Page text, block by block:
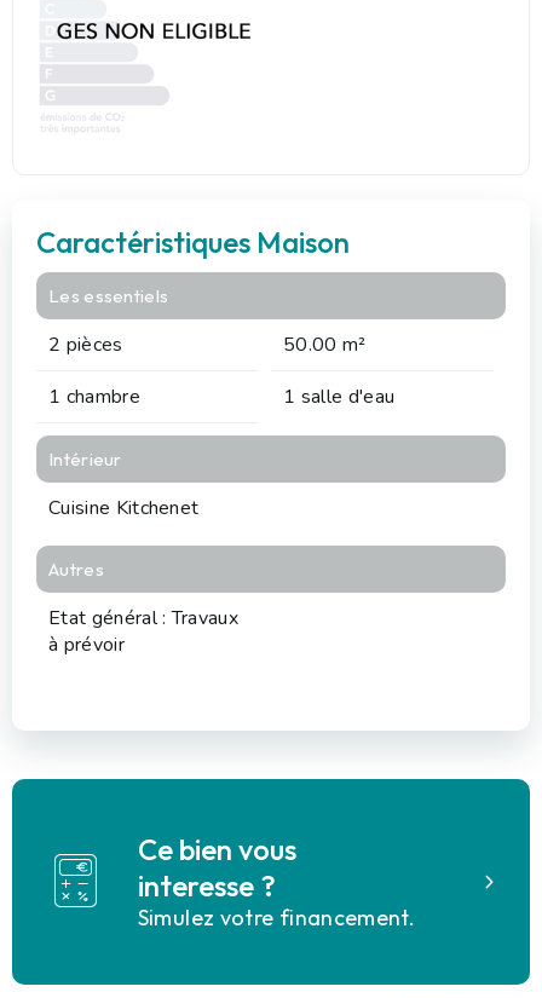
Caractéristiques Maison
Les essentiels
2 pièces
50.00 m²
1 chambre
1 salle d'eau
Intérieur
Cuisine Kitchenet
Autres
Etat général : Travaux
à prévoir
Ce bien vous
interesse ?
Simulez votre financement.